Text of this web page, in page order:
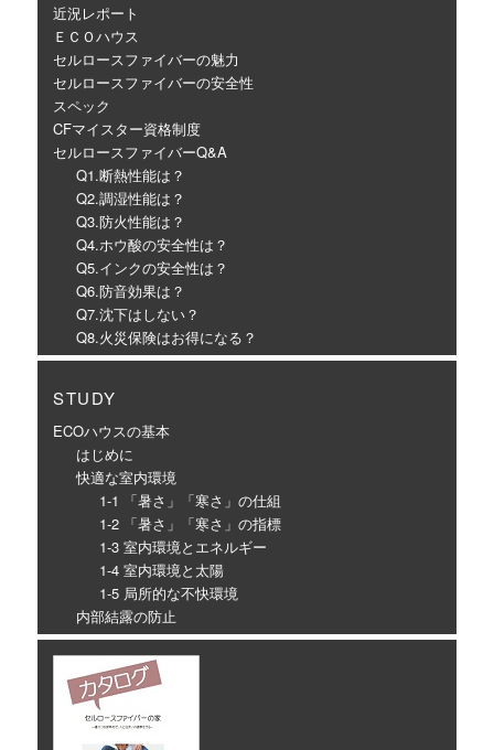
近況レポート
ＥＣＯハウス
セルロースファイバーの魅力
セルロースファイバーの安全性
スペック
CFマイスター資格制度
セルロースファイバーQ&A
Q1.断熱性能は？
Q2.調湿性能は？
Q3.防火性能は？
Q4.ホウ酸の安全性は？
Q5.インクの安全性は？
Q6.防音効果は？
Q7.沈下はしない？
Q8.火災保険はお得になる？
STUDY
ECOハウスの基本
はじめに
快適な室内環境
1-1 「暑さ」「寒さ」の仕組
1-2 「暑さ」「寒さ」の指標
1-3 室内環境とエネルギー
1-4 室内環境と太陽
1-5 局所的な不快環境
内部結露の防止